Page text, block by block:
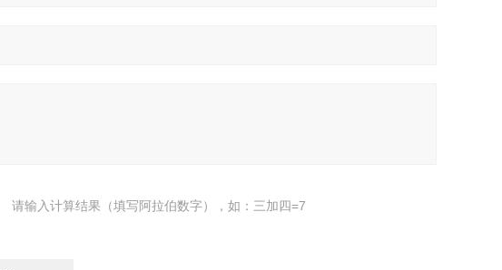
请输入计算结果（填写阿拉伯数字），如：三加四=7